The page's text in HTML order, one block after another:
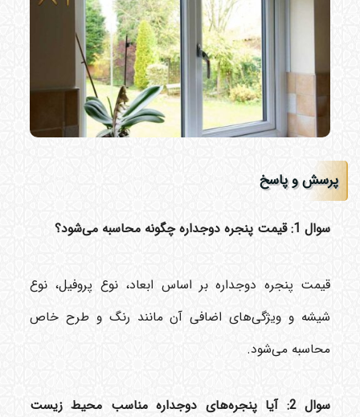
پرسش و پاسخ
سوال 1: قیمت پنجره دوجداره چگونه محاسبه می‌شود؟
قیمت پنجره دوجداره بر اساس ابعاد، نوع پروفیل، نوع
شیشه و ویژگی‌های اضافی آن مانند رنگ و طرح خاص
محاسبه می‌شود.
سوال 2: آیا پنجره‌های دوجداره مناسب محیط زیست